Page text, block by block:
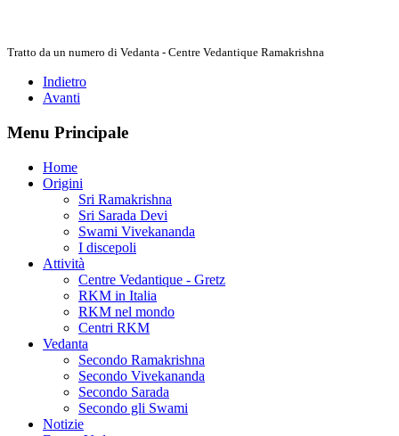
Tratto da un numero di Vedanta - Centre Vedantique Ramakrishna
Indietro
Avanti
Menu Principale
Home
Origini
Sri Ramakrishna
Sri Sarada Devi
Swami Vivekananda
I discepoli
Attività
Centre Vedantique - Gretz
RKM in Italia
RKM nel mondo
Centri RKM
Vedanta
Secondo Ramakrishna
Secondo Vivekananda
Secondo Sarada
Secondo gli Swami
Notizie